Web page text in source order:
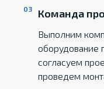
Команда
Выполним
оборудование
согласуем
проведем